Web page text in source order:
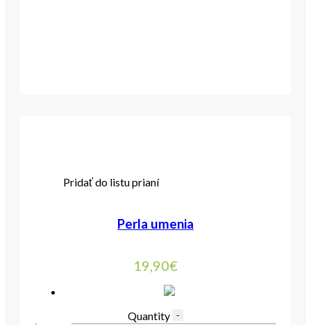
Pridať do listu prianí
Perla umenia
19,90€
Quantity -